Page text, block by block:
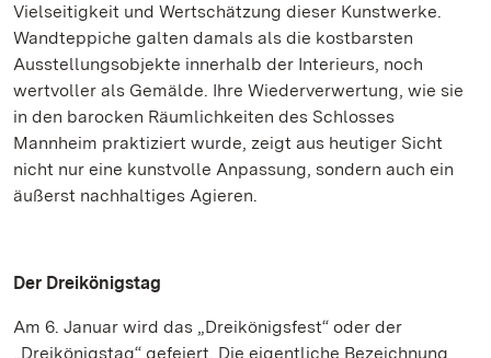
Vielseitigkeit und Wertschätzung dieser Kunstwerke.
Wandteppiche galten damals als die kostbarsten
Ausstellungsobjekte innerhalb der Interieurs, noch
wertvoller als Gemälde. Ihre Wiederverwertung, wie sie
in den barocken Räumlichkeiten des Schlosses
Mannheim praktiziert wurde, zeigt aus heutiger Sicht
nicht nur eine kunstvolle Anpassung, sondern auch ein
äußerst nachhaltiges Agieren.
Der Dreikönigstag
Am 6. Januar wird das „Dreikönigsfest“ oder der
„Dreikönigstag“ gefeiert. Die eigentliche Bezeichnung